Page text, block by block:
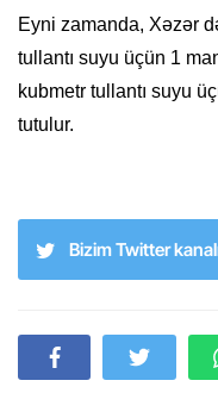
Eyni zamanda, Xəzər
tullantı suyu üçün 1
kubmetr tullantı suyu
tutulur.
Bizim Twitter